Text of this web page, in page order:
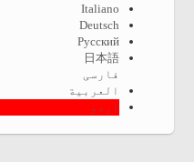
Italiano
Deutsch
Русский
日本語
فارسی
العربية
اردو